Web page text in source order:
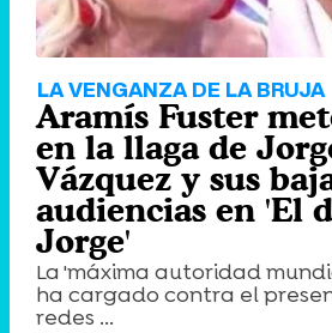
LA VENGANZA DE LA BRUJA
Aramís Fuster
en la llaga de
Vázquez y sus
audiencias en 'El
Jorge'
La 'máxima autoridad
ha cargado contra el
redes ...